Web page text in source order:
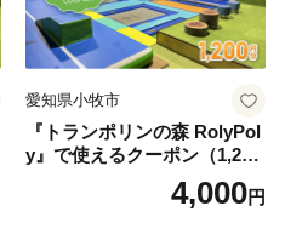
愛知県小牧市
『トランポリンの森 RolyPol
y』で使えるクーポン（1,200
4,000円